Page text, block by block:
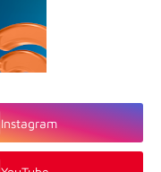
Instagram